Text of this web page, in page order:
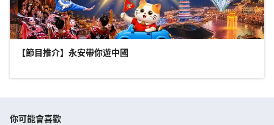
【節目推介】永安帶你遊中國
你可能會喜歡